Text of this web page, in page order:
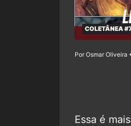
COLETÂNEA
Por Osmar Oliveira
Essa é